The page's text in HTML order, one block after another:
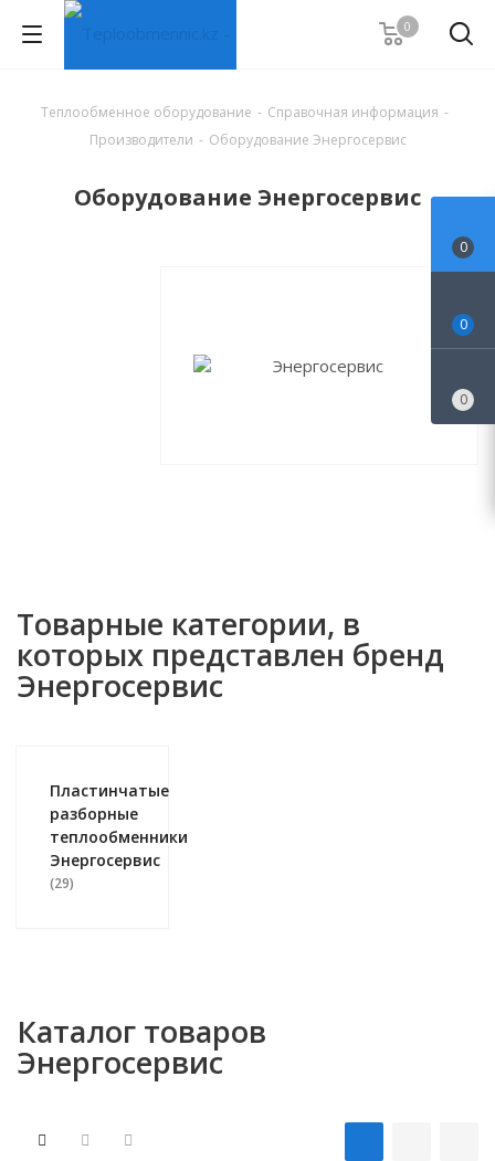
0
Теплообменное оборудование - Справочная информация -
Производители - Оборудование Энергосервис
Оборудование Энергосервис
Товарные категории, в
которых представлен бренд
Энергосервис
Пластинчатые
разборные
теплообменники
Энергосервис
(29)
Каталог товаров
Энергосервис
0
0
0